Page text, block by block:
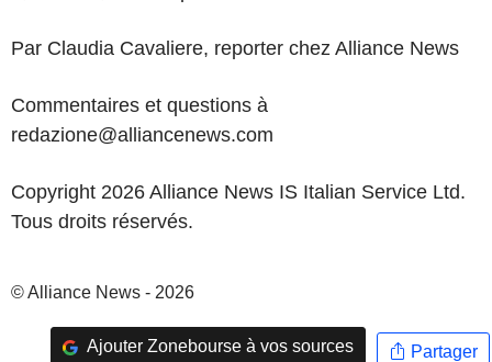
Par Claudia Cavaliere, reporter chez Alliance News
Commentaires et questions à
redazione@alliancenews.com
Copyright 2026 Alliance News IS Italian Service Ltd.
Tous droits réservés.
© Alliance News - 2026
Ajouter Zonebourse à vos sources Partager